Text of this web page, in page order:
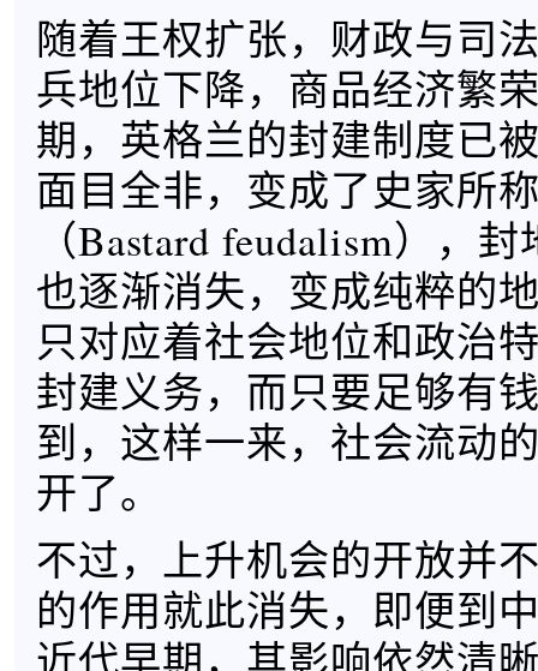
随着王权扩张，财政与司
兵地位下降，商品经济繁
期，英格兰的封建制度已
面目全非，变成了史家所
（Bastard feudalism），
也逐渐消失，变成纯粹的
只对应着社会地位和政治
封建义务，而只要足够有
到，这样一来，社会流动
开了。
不过，上升机会的开放并
的作用就此消失，即便到